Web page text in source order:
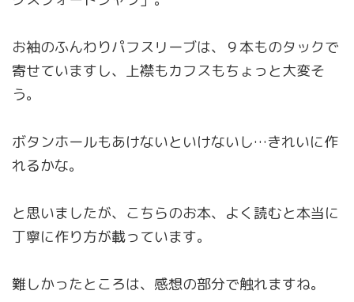
お袖のふんわりパフスリーブは、９本ものタックで
寄せていますし、上襟もカフスもちょっと大変そ
う。
ボタンホールもあけないといけないし…きれいに作
れるかな。
と思いましたが、こちらのお本、よく読むと本当に
丁寧に作り方が載っています。
難しかったところは、感想の部分で触れますね。